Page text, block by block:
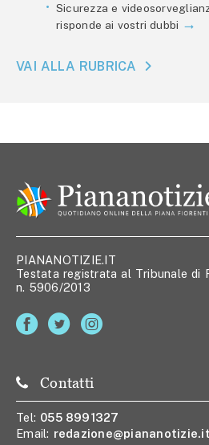
Sicurezza e
risponde ai vostri dubbi
VAI ALLA RUBRICA
PIANANOTIZIE.IT
Testata registrata al Tribunale di
n. 5906/2013
Contatti
Tel: 055 8991327
Email: redazione@piananotizie.it